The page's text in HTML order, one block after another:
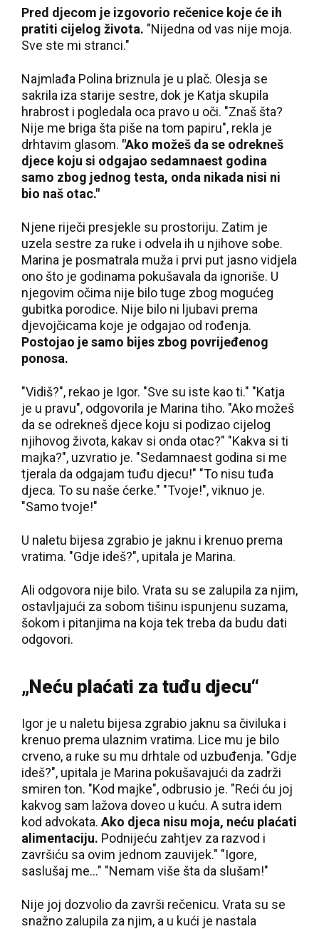
Pred djecom je izgovorio rečenice koje će ih
pratiti cijelog života. "Nijedna od vas nije moja.
Sve ste mi stranci."
Najmlađa Polina briznula je u plač. Olesja se
sakrila iza starije sestre, dok je Katja skupila
hrabrost i pogledala oca pravo u oči. "Znaš šta?
Nije me briga šta piše na tom papiru", rekla je
drhtavim glasom. "Ako možeš da se odrekneš
djece koju si odgajao sedamnaest godina
samo zbog jednog testa, onda nikada nisi ni
bio naš otac."
Njene riječi presjekle su prostoriju. Zatim je
uzela sestre za ruke i odvela ih u njihove sobe.
Marina je posmatrala muža i prvi put jasno vidjela
ono što je godinama pokušavala da ignoriše. U
njegovim očima nije bilo tuge zbog mogućeg
gubitka porodice. Nije bilo ni ljubavi prema
djevojčicama koje je odgajao od rođenja.
Postojao je samo bijes zbog povrijeđenog
ponosa.
"Vidiš?", rekao je Igor. "Sve su iste kao ti." "Katja
je u pravu", odgovorila je Marina tiho. "Ako možeš
da se odrekneš djece koju si podizao cijelog
njihovog života, kakav si onda otac?" "Kakva si ti
majka?", uzvratio je. "Sedamnaest godina si me
tjerala da odgajam tuđu djecu!" "To nisu tuđa
djeca. To su naše ćerke." "Tvoje!", viknuo je.
"Samo tvoje!"
U naletu bijesa zgrabio je jaknu i krenuo prema
vratima. "Gdje ideš?", upitala je Marina.
Ali odgovora nije bilo. Vrata su se zalupila za njim,
ostavljajući za sobom tišinu ispunjenu suzama,
šokom i pitanjima na koja tek treba da budu dati
odgovori.
„Neću plaćati za tuđu djecu“
Igor je u naletu bijesa zgrabio jaknu sa čiviluka i
krenuo prema ulaznim vratima. Lice mu je bilo
crveno, a ruke su mu drhtale od uzbuđenja. "Gdje
ideš?", upitala je Marina pokušavajući da zadrži
smiren ton. "Kod majke", odbrusio je. "Reći ću joj
kakvog sam lažova doveo u kuću. A sutra idem
kod advokata. Ako djeca nisu moja, neću plaćati
alimentaciju. Podnijeću zahtjev za razvod i
završiću sa ovim jednom zauvijek." "Igore,
saslušaj me..." "Nemam više šta da slušam!"
Nije joj dozvolio da završi rečenicu. Vrata su se
snažno zalupila za njim, a u kući je nastala